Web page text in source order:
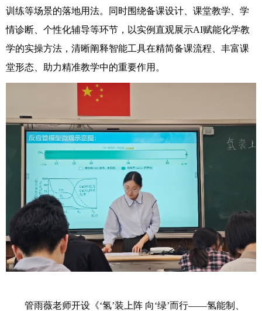
训练等场景的落地用法。同时围绕备课设计、课堂教学、学
情诊断、个性化辅导等环节，以实例直观展示AI赋能化学教
学的实操方法，清晰阐释智能工具在精简备课流程、丰富课
堂形态、助力精准教学中的重要作用。
管雨薇老师开设《‘氢’装上阵 向‘绿’而行——氢能制、